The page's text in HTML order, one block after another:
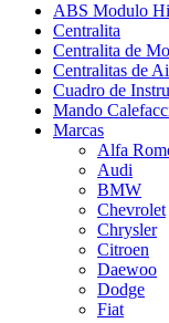
ABS Modulo
Centralita
Centralita de
Centralitas de
Cuadro de
Mando
Marcas
Alfa
Audi
BMW
Chevrolet
Chrysler
Citroen
Daewoo
Dodge
Fiat